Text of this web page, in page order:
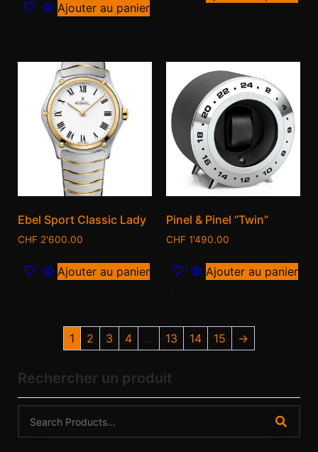
Ajouter au panier
Ebel Sport Classic Lady
CHF 2'600.00
Ajouter au panier
Pinel & Pinel “Twin”
CHF 1'490.00
Ajouter au panier
1 2 3 4 … 13 14 15 →
Rechercher un produit